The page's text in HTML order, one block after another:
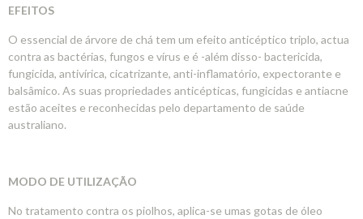
EFEITOS
O essencial de árvore de chá tem um efeito anticéptico triplo, actua
contra as bactérias, fungos e vírus e é -além disso- bactericida,
fungicida, antivírica, cicatrizante, anti-inflamatório, expectorante e
balsâmico. As suas propriedades anticépticas, fungicidas e antiacne
estão aceites e reconhecidas pelo departamento de saúde
australiano.
MODO DE UTILIZAÇÃO
No tratamento contra os piolhos, aplica-se umas gotas de óleo